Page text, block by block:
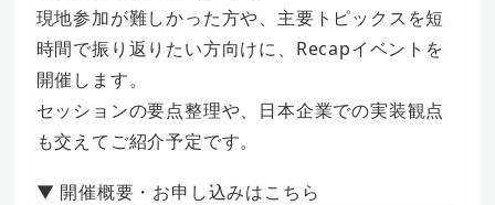
現地参加が難しかった方や、主要トピックスを短
時間で振り返りたい方向けに、Recapイベントを
開催します。
セッションの要点整理や、日本企業での実装観点
も交えてご紹介予定です。
▼ 開催概要・お申し込みはこちら